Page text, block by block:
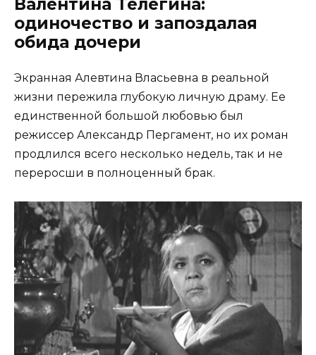
Валентина Телегина:
одиночество и запоздалая
обида дочери
Экранная Алевтина Власьевна в реальной
жизни пережила глубокую личную драму. Ее
единственной большой любовью был
режиссер Александр Пергамент, но их роман
продлился всего несколько недель, так и не
переросши в полноценный брак.